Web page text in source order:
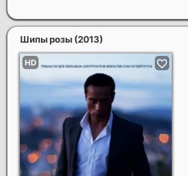
Шипы розы (2013)